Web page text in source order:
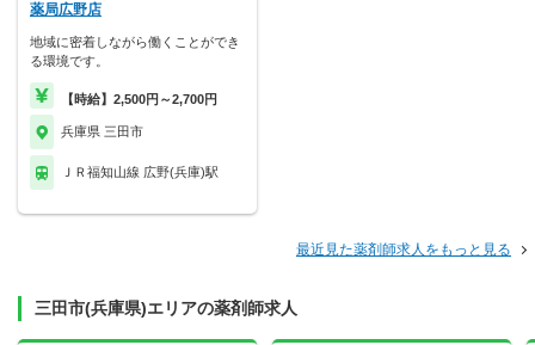
薬局広野店
地域に密着しながら働くことができ
る環境です。
【時給】2,500円～2,700円
兵庫県 三田市
ＪＲ福知山線 広野(兵庫)駅
最近見た薬剤師求人をもっと見る
三田市(兵庫県)エリアの薬剤師求人